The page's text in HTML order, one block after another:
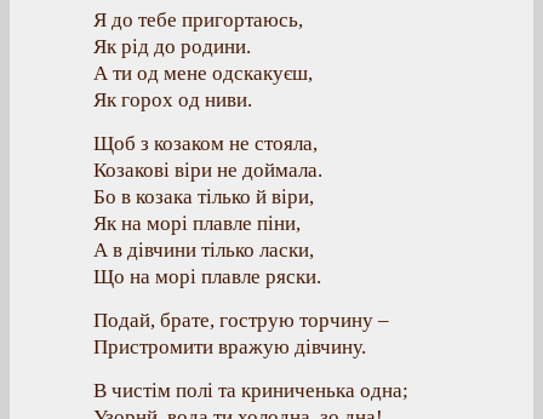
Я до тебе пригортаюсь,
Як рід до родини.
А ти од мене одскакуєш,
Як горох од ниви.
Щоб з козаком не стояла,
Козакові віри не доймала.
Бо в козака тілько й віри,
Як на морі плавле піни,
А в дівчини тілько ласки,
Що на морі плавле ряски.
Подай, брате, гострую торчину –
Пристромити вражую дівчину.
В чистім полі та криниченька одна;